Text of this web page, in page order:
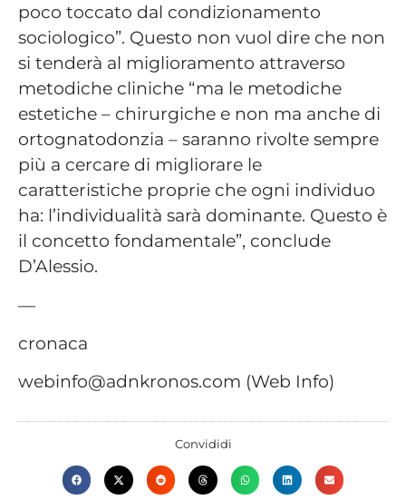
poco toccato dal condizionamento
sociologico”. Questo non vuol dire che non
si tenderà al miglioramento attraverso
metodiche cliniche “ma le metodiche
estetiche – chirurgiche e non ma anche di
ortognatodonzia – saranno rivolte sempre
più a cercare di migliorare le
caratteristiche proprie che ogni individuo
ha: l’individualità sarà dominante. Questo è
il concetto fondamentale”, conclude
D’Alessio.
—
cronaca
webinfo@adnkronos.com (Web Info)
Convididi